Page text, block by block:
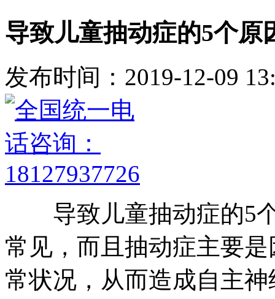
导致儿童抽动症的5个原
发布时间：2019-12-09
导致儿童抽动症的5个
常见，而且抽动症主要
常状况，从而造成自主